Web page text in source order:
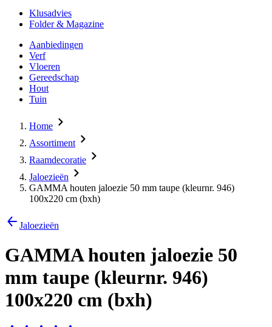
Klusadvies
Folder & Magazine
Aanbiedingen
Verf
Vloeren
Gereedschap
Hout
Tuin
Home
Assortiment
Raamdecoratie
Jaloezieën
GAMMA houten jaloezie 50 mm taupe (kleurnr. 946)
100x220 cm (bxh)
Jaloezieën
GAMMA houten jaloezie 50
mm taupe (kleurnr. 946)
100x220 cm (bxh)